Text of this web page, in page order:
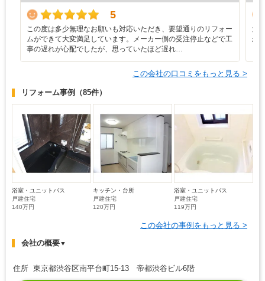
5
この度は多少無理なお願いも対応いただき、要望通りのリフォー
ムができて大変満足しています。メーカー側の受注停止などで工
事の遅れが心配でしたが、思っていたほど遅れ…
大
か
この会社の口コミをもっと見る >
リフォーム事例 （85件）
浴室・ユニットバス
戸建住宅
140万円
キッチン・台所
戸建住宅
120万円
浴室・ユニットバス
戸建住宅
119万円
この会社の事例をもっと見る >
会社の概要▼
住所 東京都渋谷区南平台町15-13 帝都渋谷ビル6階